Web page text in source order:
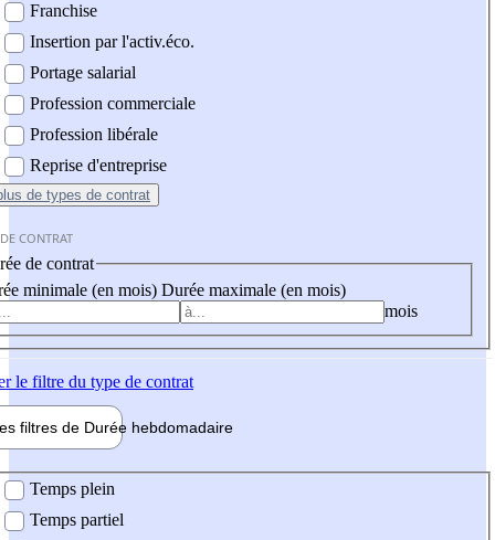
Franchise
Insertion par l'activ.éco.
Portage salarial
Profession commerciale
Profession libérale
Reprise d'entreprise
de types de contrat
CONTRAT
de contrat
minimale (en mois) Durée maximale (en mois)
mois
le filtre du type de contrat
filtres de Durée hebdomadaire
Temps plein
Temps partiel